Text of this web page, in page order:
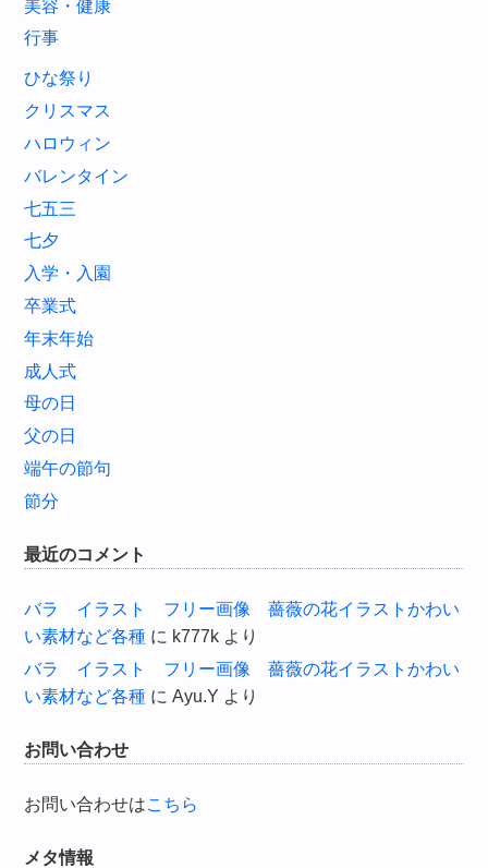
美容・健康
行事
ひな祭り
クリスマス
ハロウィン
バレンタイン
七五三
七夕
入学・入園
卒業式
年末年始
成人式
母の日
父の日
端午の節句
節分
最近のコメント
バラ イラスト フリー画像 薔薇の花イラストかわい
い素材など各種 に k777k より
バラ イラスト フリー画像 薔薇の花イラストかわい
い素材など各種 にAyu.Y より
お問い合わせ
お問い合わせはこちら
メタ情報